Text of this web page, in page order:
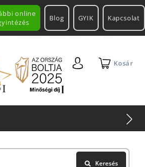
online
Blog GYIK Kapcsolat
Kosár
Keresés